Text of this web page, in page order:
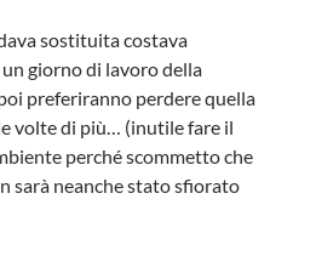
sostituita costava
giorno di lavoro della
preferiranno perdere quella
volte di più… (inutile fare il
perché scommetto che
sarà neanche stato sfiorato